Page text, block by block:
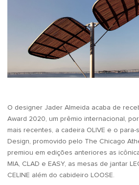
O designer Jader Almeida acaba de
Award 2020, um prêmio internacional,
mais recentes, a cadeira OLIVE e o para-
Design, promovido pelo The Chicago
premiou em edições anteriores as
MIA, CLAD e EASY, as mesas de jantar
CELINE além do cabideiro LOOSE.